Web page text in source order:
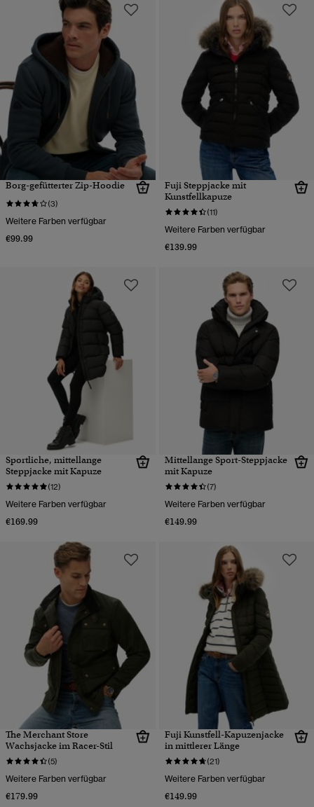
Borg-gefütterter Zip-Hoodie
(3)
Weitere Farben verfügbar
€99.99
Fuji Steppjacke mit
Kunstfellkapuze
(11)
Weitere Farben verfügbar
€139.99
Sportliche, mittellange
Steppjacke mit Kapuze
(12)
Weitere Farben verfügbar
€169.99
Mittellange Sport-Steppjacke
mit Kapuze
(7)
Weitere Farben verfügbar
€149.99
The Merchant Store
Wachsjacke im Racer-Stil
(5)
Weitere Farben verfügbar
€179.99
Fuji Kunstfell-Kapuzenjacke
in mittlerer Länge
(21)
Weitere Farben verfügbar
€149.99